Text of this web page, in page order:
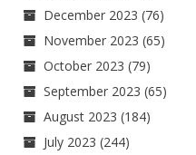
December 2023 (76)
November 2023 (65)
October 2023 (79)
September 2023 (65)
August 2023 (184)
July 2023 (244)